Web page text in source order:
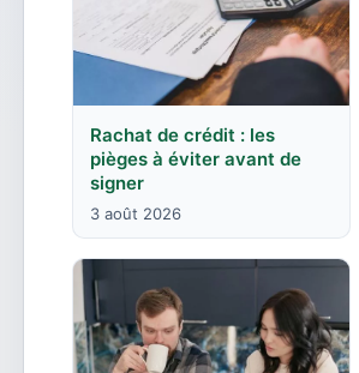
Rachat de crédit : les
pièges à éviter avant de
signer
3 août 2026